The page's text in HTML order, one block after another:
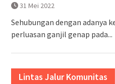
31 Mei 2022
Sehubungan dengan adanya
perluasan ganjil genap pada...
Lintas Jalur Komunitas